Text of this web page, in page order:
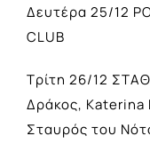
Δευτέρα 25/12
CLUB
Τρίτη 26/12
Δράκος, Katerina
Σταυρός του